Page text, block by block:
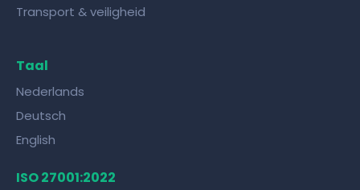
Transport & veiligheid
Taal
Nederlands
Deutsch
English
ISO 27001:2022